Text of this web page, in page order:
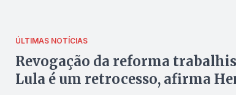
ÚLTIMAS NOTÍCIAS
Revogação da reforma
Lula é um retrocesso, afirma